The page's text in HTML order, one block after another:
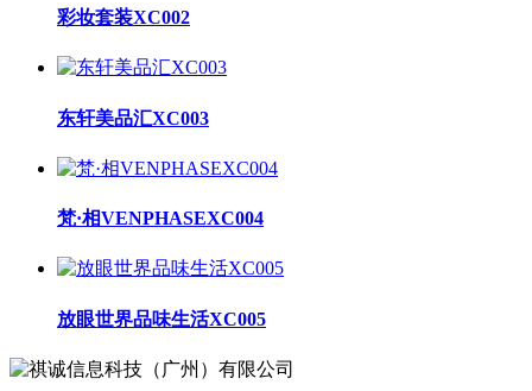
彩妆套装XC002
东轩美品汇XC003
梵·相VENPHASEXC004
放眼世界品味生活XC005